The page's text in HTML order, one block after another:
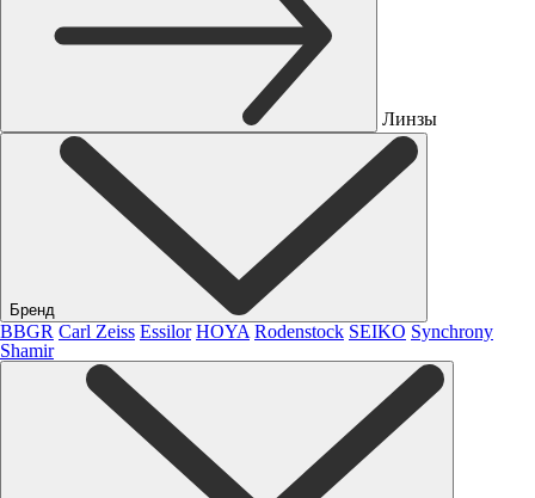
Линзы
Бренд
BBGR Carl Zeiss Essilor HOYA Rodenstock SEIKO Synchrony
Shamir